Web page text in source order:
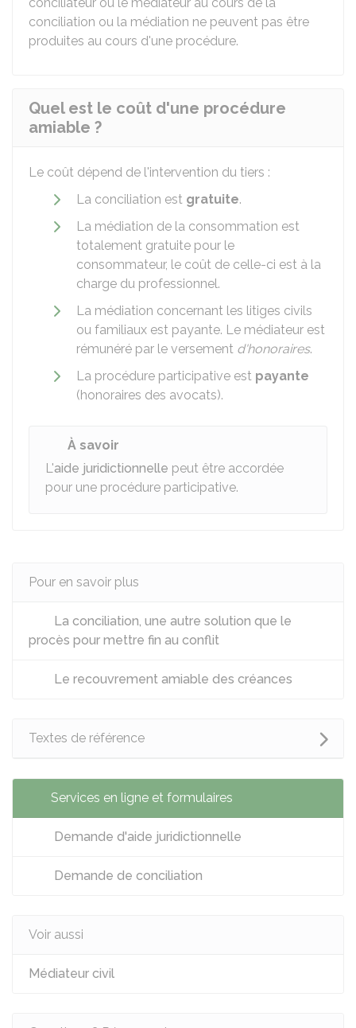
conciliation ou la médiation ne peuvent pas être
produites au cours d'une procédure.
Quel est le coût d'une procédure
amiable ?
Le coût dépend de l'intervention du tiers :
La conciliation est gratuite.
La médiation de la consommation est
totalement gratuite pour le
consommateur, le coût de celle-ci est à la
charge du professionnel.
La médiation concernant les litiges civils
ou familiaux est payante. Le médiateur est
rémunéré par le versement d'honoraires.
La procédure participative est payante
(honoraires des avocats).
À savoir
L'aide juridictionnelle peut être accordée
pour une procédure participative.
Pour en savoir plus
La conciliation, une autre solution que le
procès pour mettre fin au conflit
Le recouvrement amiable des créances
Textes de référence
Services en ligne et formulaires
Demande d'aide juridictionnelle
Demande de conciliation
Voir aussi
Médiateur civil